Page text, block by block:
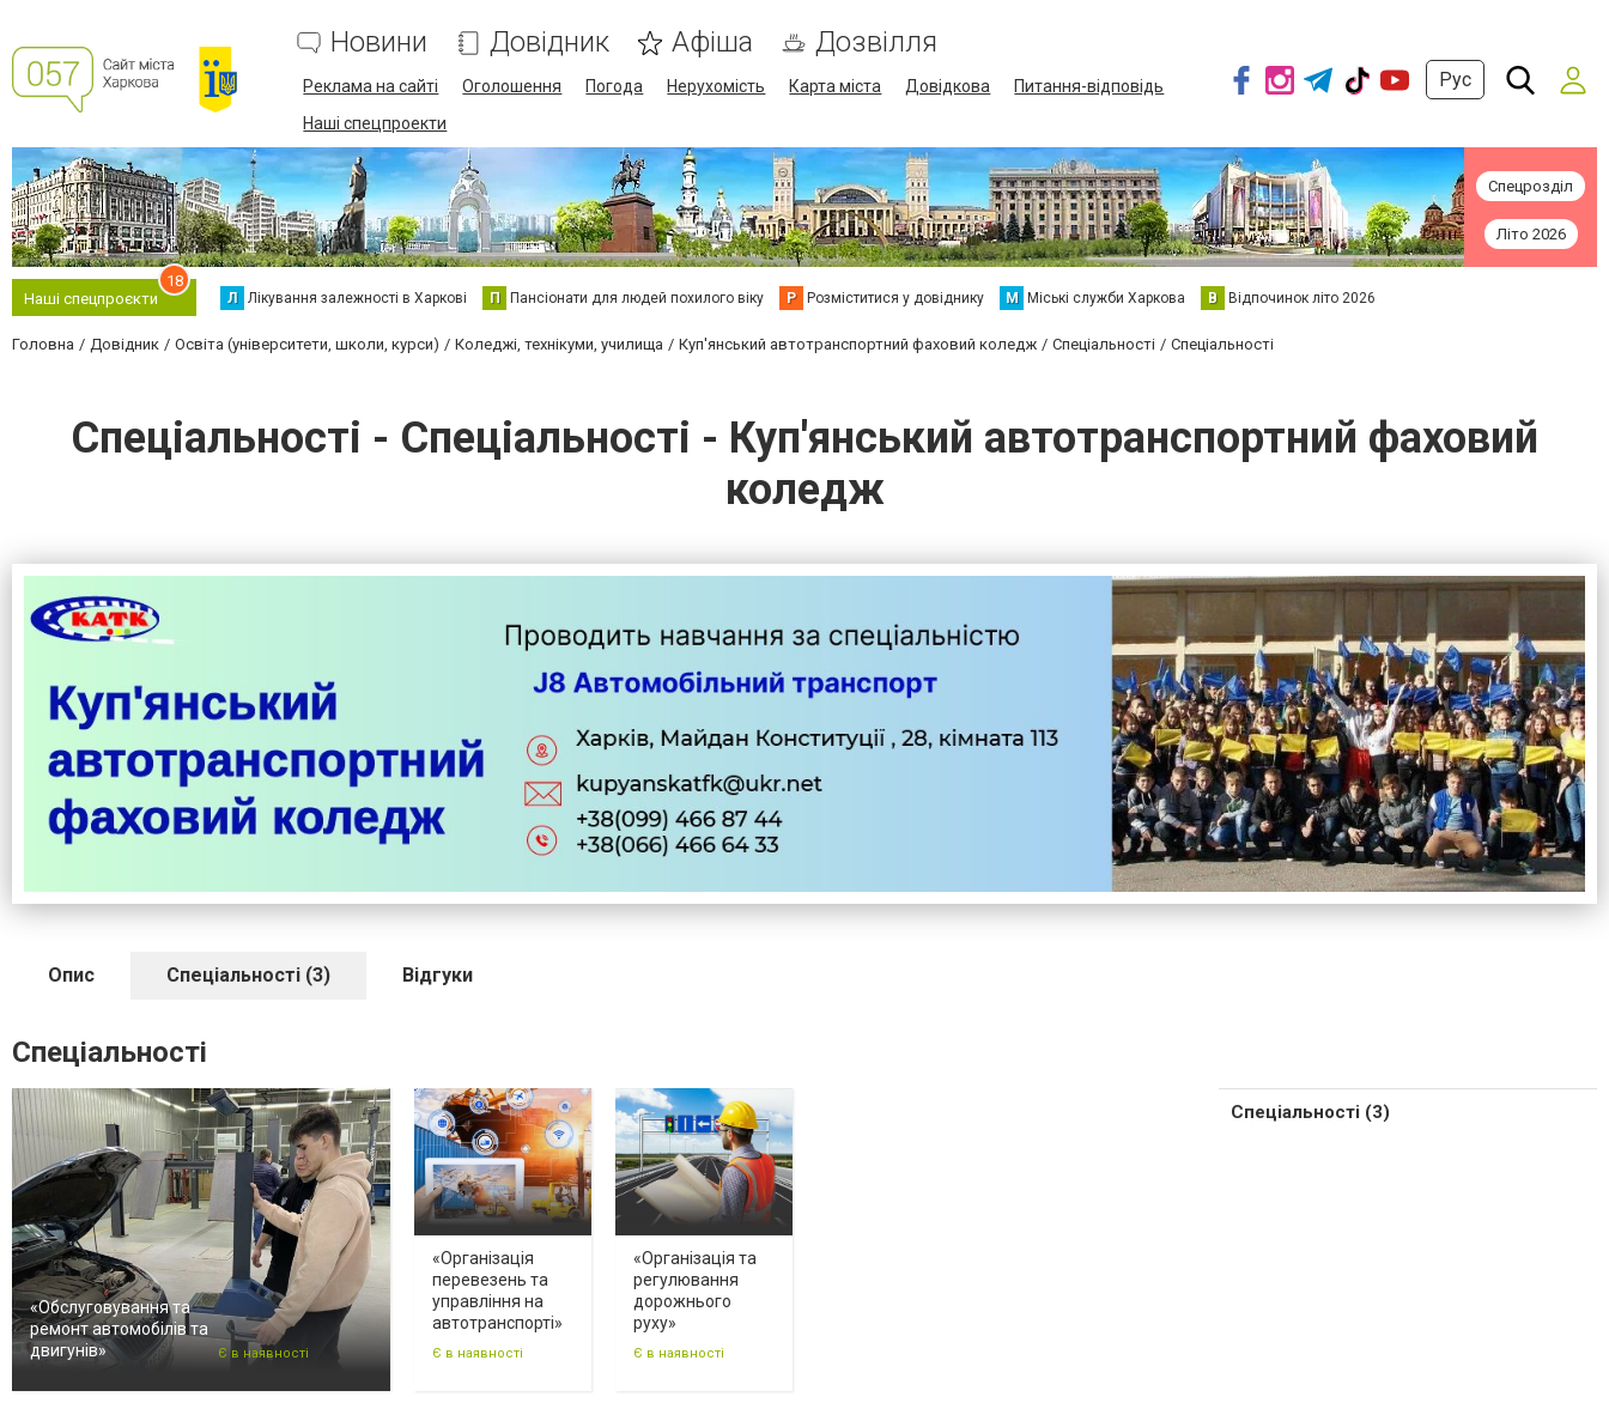
Новини Довідник Афіша Дозвілля
Реклама на сайті Оголошення Погода Нерухомість Карта міста Довідкова
Питання-відповідь
Наші спецпроекти
Рус
Спецрозділ
Літо 2026
Наші спецпроєкти
18
Л Лікування залежності в Харкові П Пансіонати для людей похилого віку Р Розміститися у довіднику М Міські служби Харкова В Відпочинок літо 2026
Головна Довідник Освіта (університети, школи, курси) Коледжі, технікуми, училища Куп'янський автотранспортний фаховий коледж Спеціальності Спеціальності
Спеціальності - Спеціальності - Куп'янський автотранспортний фаховий
коледж
Опис Спеціальності (3) Відгуки
Спеціальності
«Обслуговування та
ремонт автомобілів та
двигунів»
Є в наявності
«Організація
перевезень та
управління на
автотранспорті»
Є в наявності
«Організація та
регулювання
дорожнього
руху»
Є в наявності
Спеціальності (3)